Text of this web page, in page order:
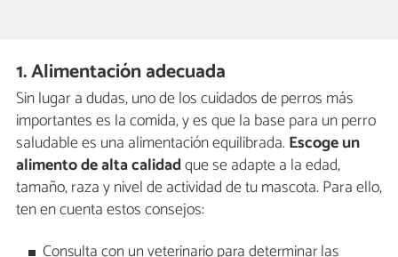
1. Alimentación adecuada
Sin lugar a dudas, uno de los cuidados de perros más
importantes es la comida, y es que la base para un perro
saludable es una alimentación equilibrada. Escoge un
alimento de alta calidadque se adapte a la edad,
tamaño, raza y nivel de actividad de tu mascota. Para ello,
ten en cuenta estos consejos: